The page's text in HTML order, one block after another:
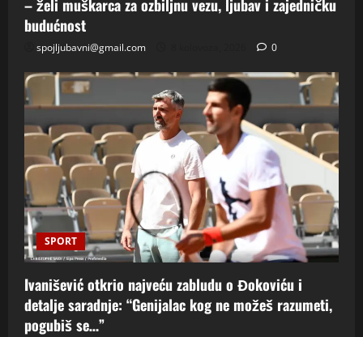
– želi muškarca za ozbiljnu vezu, ljubav i zajedničku
budućnost
spojljubavni@gmail.com 0
SPORT
Ivanišević otkrio najveću zabludu o Đokoviću i
detalje saradnje: “Genijalac kog ne možeš razumeti,
pogubiš se…”